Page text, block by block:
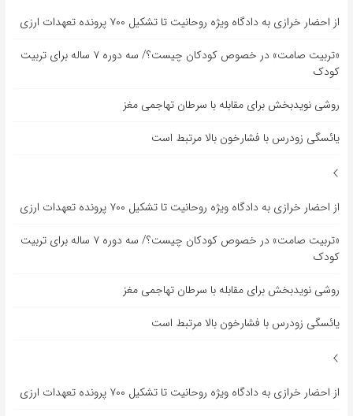
از احضار خرازی به دادگاه ویژه روحانیت تا تشکیل ۷۰۰ پرونده تعهدات ارزی
«تربیت صامت» در خصوص کودکان چیست؟/ سه دوره ۷ ساله برای تربیت
کودک
روشی نویدبخش برای مقابله با سرطان تهاجمی مغز
یائسگی زودرس با فشارخون بالا مرتبط است
از احضار خرازی به دادگاه ویژه روحانیت تا تشکیل ۷۰۰ پرونده تعهدات ارزی
«تربیت صامت» در خصوص کودکان چیست؟/ سه دوره ۷ ساله برای تربیت
کودک
روشی نویدبخش برای مقابله با سرطان تهاجمی مغز
یائسگی زودرس با فشارخون بالا مرتبط است
از احضار خرازی به دادگاه ویژه روحانیت تا تشکیل ۷۰۰ پرونده تعهدات ارزی